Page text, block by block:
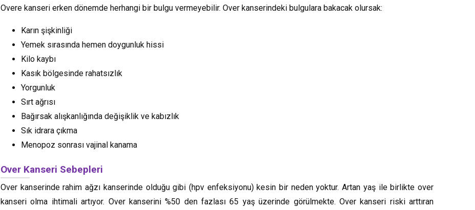
Overe kanseri erken dönemde herhangi bir bulgu vermeyebilir. Over kanserindeki bulgulara bakacak olursak:
Karın şişkinliği
Yemek sırasında hemen doygunluk hissi
Kilo kaybı
Kasık bölgesinde rahatsızlık
Yorgunluk
Sırt ağrısı
Bağırsak alışkanlığında değişiklik ve kabızlık
Sık idrara çıkma
Menopoz sonrası vajinal kanama
Over Kanseri Sebepleri
Over kanserinde rahim ağzı kanserinde olduğu gibi (hpv enfeksiyonu) kesin bir neden yoktur. Artan yaş ile birlikte over
kanseri olma ihtimali artıyor. Over kanserini %50 den fazlası 65 yaş üzerinde görülmekte. Over kanseri riski arttıran